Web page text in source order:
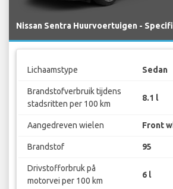
Nissan Sentra Huurvoertuigen -
Lichaamstype Sedan
Brandstofverbruik tijdens
stadsritten per 100 km
8.1 l
Aangedreven wielen Front
Brandstof 95
Drivstofforbruk på
motorvei per 100 km
6 l